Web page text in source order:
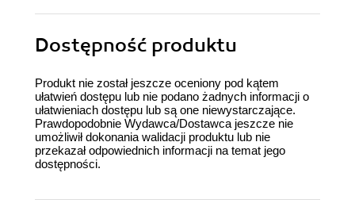
Dostępność produktu
Produkt nie został jeszcze oceniony pod kątem
ułatwień dostępu lub nie podano żadnych informacji o
ułatwieniach dostępu lub są one niewystarczające.
Prawdopodobnie Wydawca/Dostawca jeszcze nie
umożliwił dokonania walidacji produktu lub nie
przekazał odpowiednich informacji na temat jego
dostępności.